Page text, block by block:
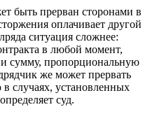
быть прерван сторонами в
оплачивает другой
ситуация сложнее:
в любой момент,
сумму, пропорциональную
же может прервать
случаях, установленных
суд.